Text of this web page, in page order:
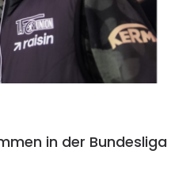
in der Bundesliga